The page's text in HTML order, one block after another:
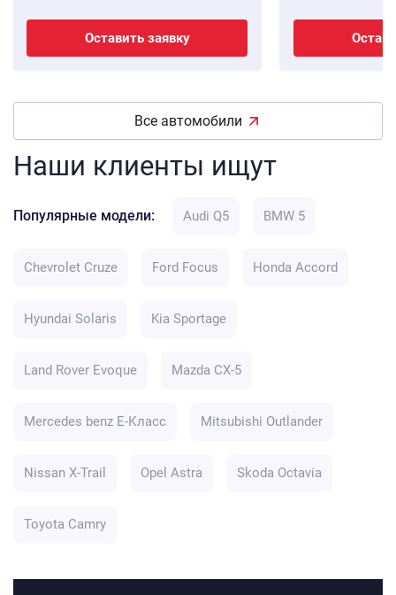
Оставить заявку
Все автомобили
Наши клиенты ищут
Популярные модели: Audi Q5 BMW 5
Chevrolet Cruze Ford Focus Honda Accord
Hyundai Solaris Kia Sportage
Land Rover Evoque Mazda CX-5
Mercedes benz E-Класс Mitsubishi Outlander
Nissan X-Trail Opel Astra Skoda Octavia
Toyota Camry